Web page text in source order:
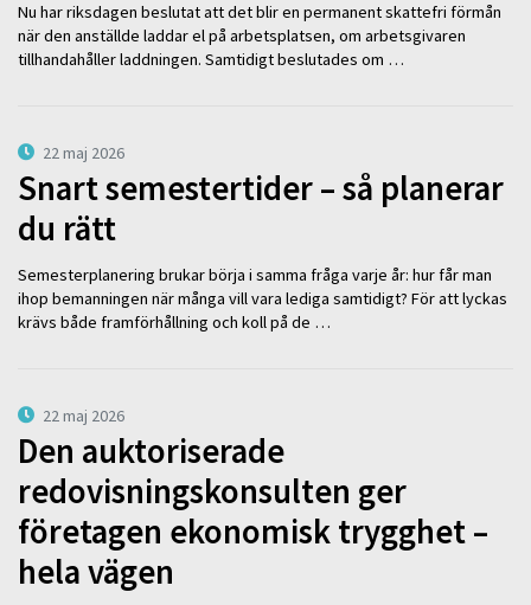
Nu har riksdagen beslutat att det blir en permanent skattefri förmån
när den anställde laddar el på arbetsplatsen, om arbetsgivaren
tillhandahåller laddningen. Samtidigt beslutades om …
22 maj 2026
Snart semestertider – så planerar
du rätt
Semesterplanering brukar börja i samma fråga varje år: hur får man
ihop bemanningen när många vill vara lediga samtidigt? För att lyckas
krävs både framförhållning och koll på de …
22 maj 2026
Den auktoriserade
redovisningskonsulten ger
företagen ekonomisk trygghet –
hela vägen